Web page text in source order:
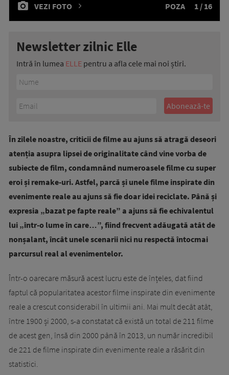
VEZI FOTO POZA 1 / 16
Newsletter zilnic Elle
Intră în lumea ELLE pentru a afla cele mai noi știri.
În zilele noastre, criticii de filme au ajuns să atragă deseori
atenția asupra lipsei de originalitate când vine vorba de
subiecte de film, condamnând numeroasele filme cu super
eroi și remake-uri. Astfel, parcă și unele filme inspirate din
evenimente reale au ajuns să fie doar idei reciclate. Până și
expresia „bazat pe fapte reale” a ajuns să fie echivalentul
lui „într-o lume în care…”, fiind frecvent adăugată atât de
nonșalant, încât unele scenarii nici nu respectă întocmai
parcursul real al evenimentelor.
Într-o oarecare măsură acest lucru este de înțeles, dat fiind
faptul că popularitatea acestor filme inspirate din evenimente
reale a crescut considerabil în ultimii ani. Mai mult decât atât,
între 1900 și 2000, s-a constatat că există un total de 211 filme
de acest gen, însă din 2000 până în 2013, un număr incredibil
de 221 de filme inspirate din evenimente reale a răsărit din
statistici.